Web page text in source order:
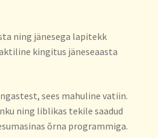
ning jänesega lapitekk
kingitus jäneseaasta
sees mahuline vatiin.
ning liblikas tekile saadud
õrna programmiga.